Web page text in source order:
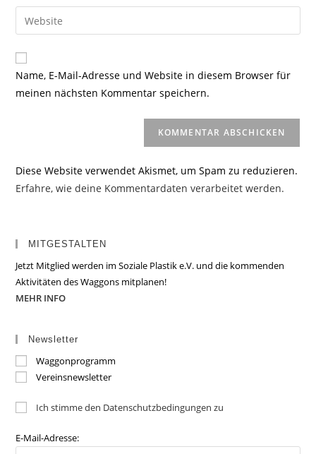
zum
Kommentieren
ein
E-
Mail-
zum
Kommentieren
ein
Gib
deine
Website-
URL
Name, E-Mail-Adresse und Website in diesem Browser für
meinen nächsten Kommentar speichern.
Diese Website verwendet Akismet, um Spam zu reduzieren.
Erfahre, wie deine Kommentardaten verarbeitet werden.
MITGESTALTEN
Jetzt Mitglied werden im Soziale Plastik e.V. und die kommenden
Aktivitäten des Waggons mitplanen!
MEHR INFO
Newsletter
Waggonprogramm
Vereinsnewsletter
Ich stimme den Datenschutzbedingungen zu
E-Mail-Adresse: